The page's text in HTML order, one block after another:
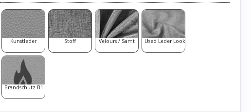
Kunstleder Stoff Velours / Samt Used Leder Look
Brandschutz B1